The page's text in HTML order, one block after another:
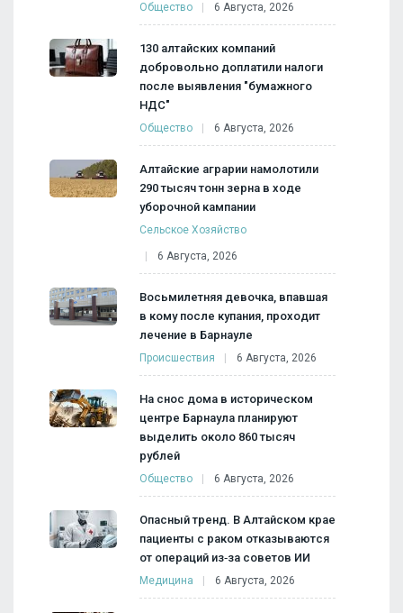
Общество 6 Августа, 2026
130 алтайских компаний
добровольно доплатили налоги
после выявления "бумажного
НДС"
Общество 6 Августа, 2026
Алтайские аграрии намолотили
290 тысяч тонн зерна в ходе
уборочной кампании
Сельское Хозяйство
6 Августа, 2026
Восьмилетняя девочка, впавшая
в кому после купания, проходит
лечение в Барнауле
Происшествия 6 Августа, 2026
На снос дома в историческом
центре Барнаула планируют
выделить около 860 тысяч
рублей
Общество 6 Августа, 2026
Опасный тренд. В Алтайском крае
пациенты с раком отказываются
от операций из‑за советов ИИ
Медицина 6 Августа, 2026